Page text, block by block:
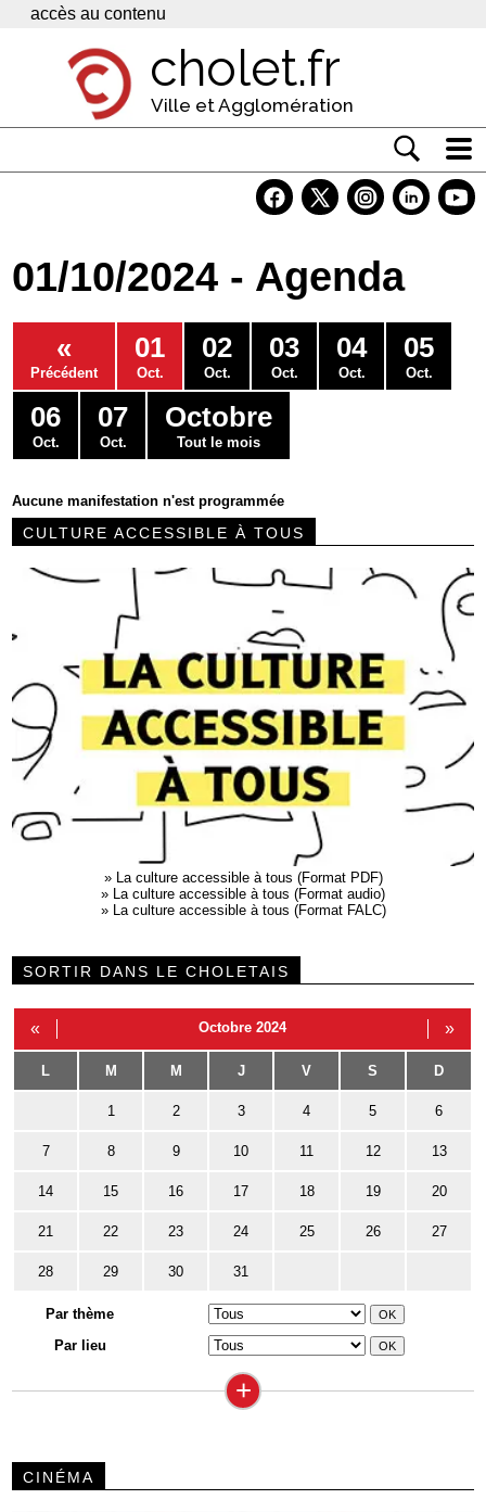
Panneau de gestion des cookies
accès au contenu
cholet.fr
Ville et Agglomération
Economie
Services
Contacts
01/10/2024 - Agenda
«
Précédent
01
Oct.
02
Oct.
03
Oct.
04
Oct.
05
Oct.
06
Oct.
07
Oct.
Octobre
Tout le mois
Aucune manifestation n'est programmée
CULTURE ACCESSIBLE À TOUS
»
La culture accessible à tous (Format PDF)
»
La culture accessible à tous (Format audio)
»
La culture accessible à tous (Format FALC)
SORTIR DANS LE CHOLETAIS
« Octobre 2024 »
L M M J V S D
1 2 3 4 5 6
7 8 9 10 11 12 13
14 15 16 17 18 19 20
21 22 23 24 25 26 27
28 29 30 31
Par thème
Par lieu
+
CINÉMA